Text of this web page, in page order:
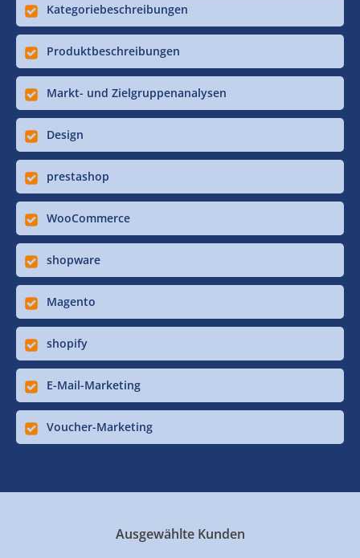
Kategoriebeschreibungen
Produktbeschreibungen
Markt- und Zielgruppenanalysen
Design
prestashop
WooCommerce
shopware
Magento
shopify
E-Mail-Marketing
Voucher-Marketing
Ausgewählte Kunden